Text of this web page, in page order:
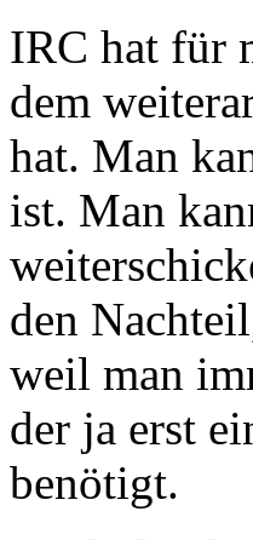
IRC hat für
dem
hat. Man
ist. Man
den
weil man
der ja erst
benötigt.